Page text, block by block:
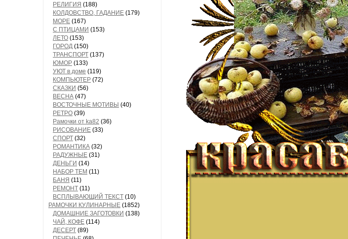
РЕЛИГИЯ (188)
КОЛДОВСТВО, ГАДАНИЕ (179)
МОРЕ (167)
С ПТИЦАМИ (153)
ЛЕТО (153)
ГОРОД (150)
ТРАНСПОРТ (137)
ЮМОР (133)
УЮТ в доме (119)
КОМПЬЮТЕР (72)
СКАЗКИ (56)
ВЕСНА (47)
ВОСТОЧНЫЕ МОТИВЫ (40)
РЕТРО (39)
Рамочки от ka82 (36)
РИСОВАНИЕ (33)
СПОРТ (32)
РОМАНТИКА (32)
РАДУЖНЫЕ (31)
ДЕНЬГИ (14)
НАБОР ТЕМ (11)
БАНЯ (11)
РЕМОНТ (11)
ВСПЛЫВАЮЩИЙ ТЕКСТ (10)
РАМОЧКИ КУЛИНАРНЫЕ (1852)
ДОМАШНИЕ ЗАГОТОВКИ (138)
ЧАЙ, КОФЕ (114)
ДЕСЕРТ (89)